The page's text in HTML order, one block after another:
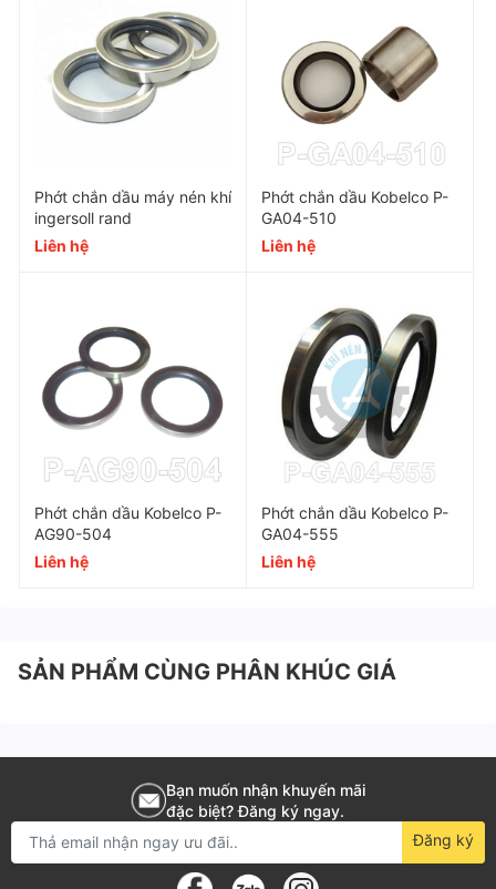
trong quá trình sử dụng.
Thiết kế với độ chính xác cao, giúp đảm bảo hiệu quả
tối đa trong việc ngăn chặn rò rỉ dầu.
Chịu được áp lực lớn và nhiệt độ cao.
Ngăn chặn dầu và các chất lỏng khác khỏi việc rò rỉ ra
khỏi động cơ và các bộ phận khác.
Khi lắp đặt cần tuân thủ đúng quy trình và hướng dẫn
của nhà sản xuất.
Thường xuyên kiểm tra và thay thế phớt theo hướng
dẫn của nhà sản xuất để đảm bảo hiệu quả tối đa của
Phớt chắn dầu máy nén khí
ingersoll rand
Liên hệ
Phớt chắn dầu Kobelco P-
GA04-510
Liên hệ
Phớt chắn dầu Kobelco P-
AG90-504
Liên hệ
Phớt chắn dầu Kobelco P-
GA04-555
Liên hệ
SẢN PHẨM CÙNG PHÂN KHÚC GIÁ
Bạn muốn nhận khuyến mãi
đặc biệt? Đăng ký ngay.
Đăng ký